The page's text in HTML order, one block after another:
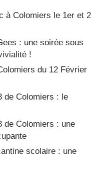
à Colomiers le 1er et 2
: une soirée sous
!
du 12 Février
de Colomiers : le
de Colomiers : une
scolaire : une